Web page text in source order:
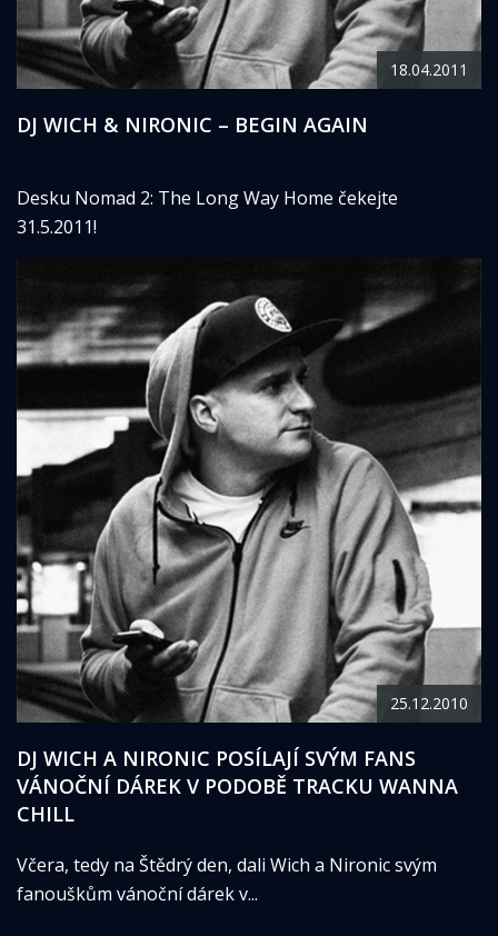
18.04.2011
DJ WICH & NIRONIC – BEGIN AGAIN
Desku Nomad 2: The Long Way Home čekejte
31.5.2011!
25.12.2010
DJ WICH A NIRONIC POSÍLAJÍ SVÝM FANS
VÁNOČNÍ DÁREK V PODOBĚ TRACKU WANNA
CHILL
Včera, tedy na Štědrý den, dali Wich a Nironic svým
fanouškům vánoční dárek v...